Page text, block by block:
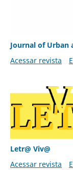
Journal of Urban
Acessar revista
Letr@ Viv@
Acessar revista